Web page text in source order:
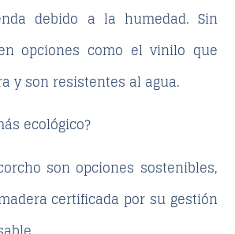
debido a la humedad. Sin
opciones como el vinilo que
y son resistentes al agua.
ecológico?
son opciones sostenibles,
certificada por su gestión